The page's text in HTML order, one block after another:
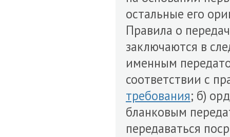
остальные его
Правила о
заключаются в
именным
соответствии с
требования; б)
бланковым
передаваться